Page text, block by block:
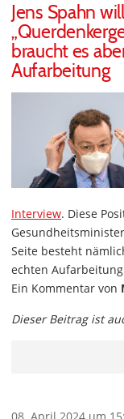
Jens Spahn
braucht es
Aufarbeitung
Interview. Diese
Seite besteht
echten
Ein Kommentar von
Dieser Beitrag ist